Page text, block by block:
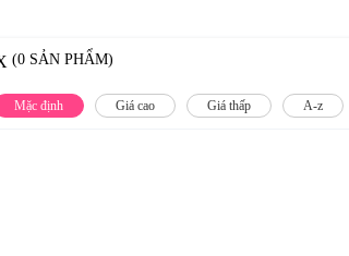
(0 SẢN PHẨM)
Mặc định Giá cao Giá thấp A-z